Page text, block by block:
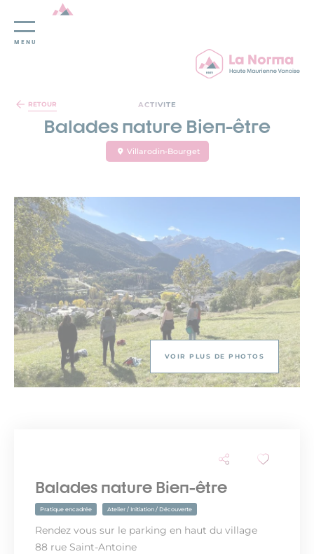
Panneau de gestion des cookies
MENU
RETOUR ACTIVITE
Balades nature Bien-être
Villarodin-Bourget
VOIR PLUS DE PHOTOS
Balades nature Bien-être
Pratique encadrée Atelier / Initiation / Découverte
Rendez vous sur le parking en haut du village
88 rue Saint-Antoine